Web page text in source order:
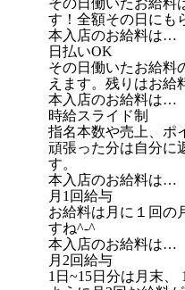
す！全額その日にも
本入店のお給料は…
日払いOK
その日働いたお給料
えます。残りはお給
本入店のお給料は…
時給スライド制
指名本数や売上、ポ
頑張った分は自分に
す。
本入店のお給料は…
月1回給与
お給料は月に１回の
すね^-^
本入店のお給料は…
月2回給与
1日~15日分は月末、